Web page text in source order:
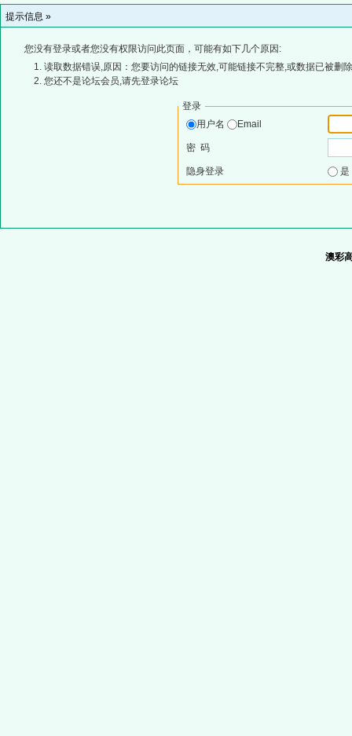
提示信息 »
您没有登录或者您没有权限访问此页面，可能有如下几个原因:
读取数据错误,原因：您要访问的链接无效,可能链接不完整,或数据已被删
您还不是论坛会员,请先登录论坛
登录
用户名
Email
密 码
隐身登录
澳彩